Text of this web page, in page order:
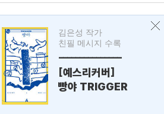
김은성 작가
친필 메시지 수록
---------------
[예스리커버]
빵야 TRIGGER